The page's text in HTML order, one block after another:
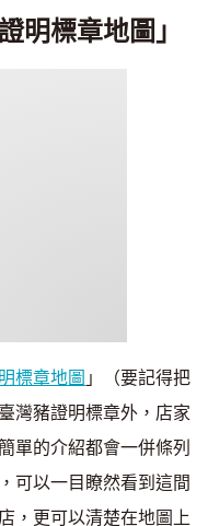
明標章地圖」
標章地圖 」（要記得把
灣豬證明標章外，店家
單的介紹都會一併條列
可以一目瞭然看到這間
，更可以清楚在地圖上